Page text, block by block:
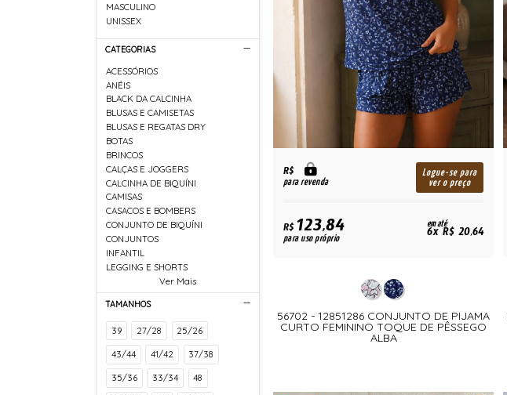
MASCULINO
UNISSEX
CATEGORIAS
ACESSÓRIOS
ANÉIS
BLACK DA CALCINHA
BLUSAS E CAMISETAS
BLUSAS E REGATAS DRY
BOTAS
BRINCOS
CALÇAS E JOGGERS
CALCINHA DE BIQUÍNI
CAMISAS
CASACOS E BOMBERS
CONJUNTO DE BIQUÍNI
CONJUNTOS
INFANTIL
LEGGING E SHORTS
Ver Mais
TAMANHOS
39 27/28 25/26
43/44 41/42 37/38
35/36 33/34 48
R$
para revenda
Logue-se para
ver o preço
R$123,84
para uso próprio
em até
6x R$ 20,64
56702 - 12851286 CONJUNTO DE PIJAMA
CURTO FEMININO TOQUE DE PÊSSEGO
ALBA